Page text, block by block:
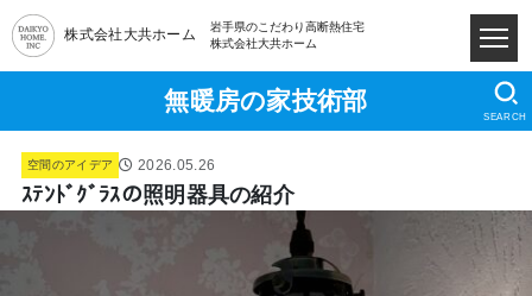
株式会社大共ホーム
岩手県のこだわり高断熱住宅
株式会社大共ホーム
無暖房の家技術部
SEARCH
空間のアイデア 2026.05.26
ｽﾃﾝﾄﾞｸﾞﾗｽの照明器具の紹介